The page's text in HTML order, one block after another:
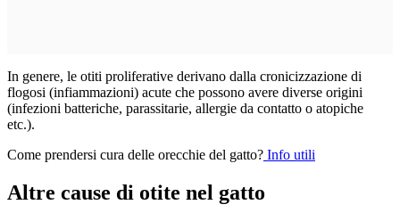
In genere, le otiti proliferative derivano dalla cronicizzazione di
flogosi (infiammazioni) acute che possono avere diverse origini
(infezioni batteriche, parassitarie, allergie da contatto o atopiche
etc.).
Come prendersi cura delle orecchie del gatto? Info utili
Altre cause di otite nel gatto